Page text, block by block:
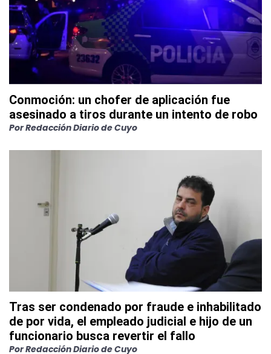
Conmoción: un chofer de aplicación fue
asesinado a tiros durante un intento de robo
PorRedacción Diario de Cuyo
Tras ser condenado por fraude e inhabilitado
de por vida, el empleado judicial e hijo de un
funcionario busca revertir el fallo
PorRedacción Diario de Cuyo